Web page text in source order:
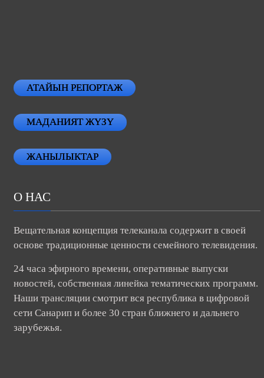
АТАЙЫН РЕПОРТАЖ
МАДАНИЯТ ЖҮЗҮ
ЖАНЫЛЫКТАР
О НАС
Вещательная концепция телеканала содержит в своей
основе традиционные ценности семейного телевидения.
24 часа эфирного времени, оперативные выпуски
новостей, собственная линейка тематических программ.
Наши трансляции смотрит вся республика в цифровой
сети Санарип и более 30 стран ближнего и дальнего
зарубежья.